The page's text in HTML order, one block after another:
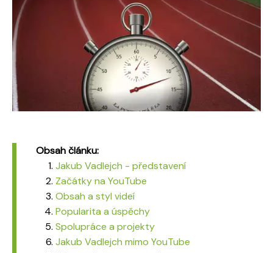
Obsah článku:
Jakub Vadlejch - představení
Začátky na YouTube
Obsah a styl videí
Popularita a úspěchy
Spolupráce a projekty
Jakub Vadlejch mimo YouTube